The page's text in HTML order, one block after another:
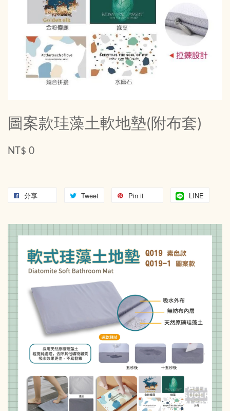
圖案款珪藻土軟地墊(附布套)
NT$ 0
分享 Tweet Pin it LINE